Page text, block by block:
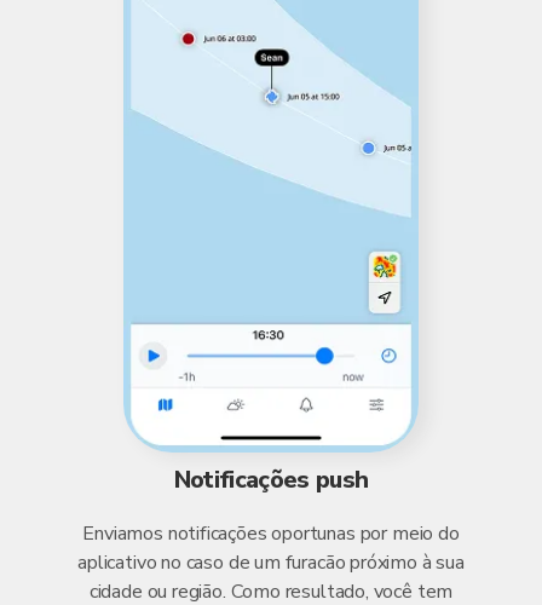
Notificações push
Enviamos notificações oportunas por meio do
aplicativo no caso de um furacão próximo à sua
cidade ou região. Como resultado, você tem